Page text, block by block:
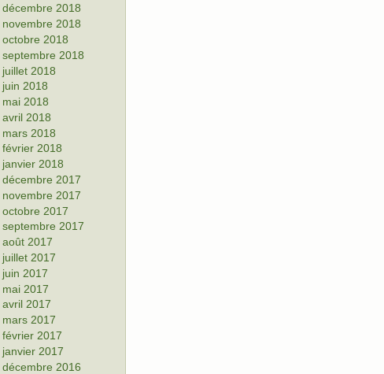
décembre 2018
novembre 2018
octobre 2018
septembre 2018
juillet 2018
juin 2018
mai 2018
avril 2018
mars 2018
février 2018
janvier 2018
décembre 2017
novembre 2017
octobre 2017
septembre 2017
août 2017
juillet 2017
juin 2017
mai 2017
avril 2017
mars 2017
février 2017
janvier 2017
décembre 2016